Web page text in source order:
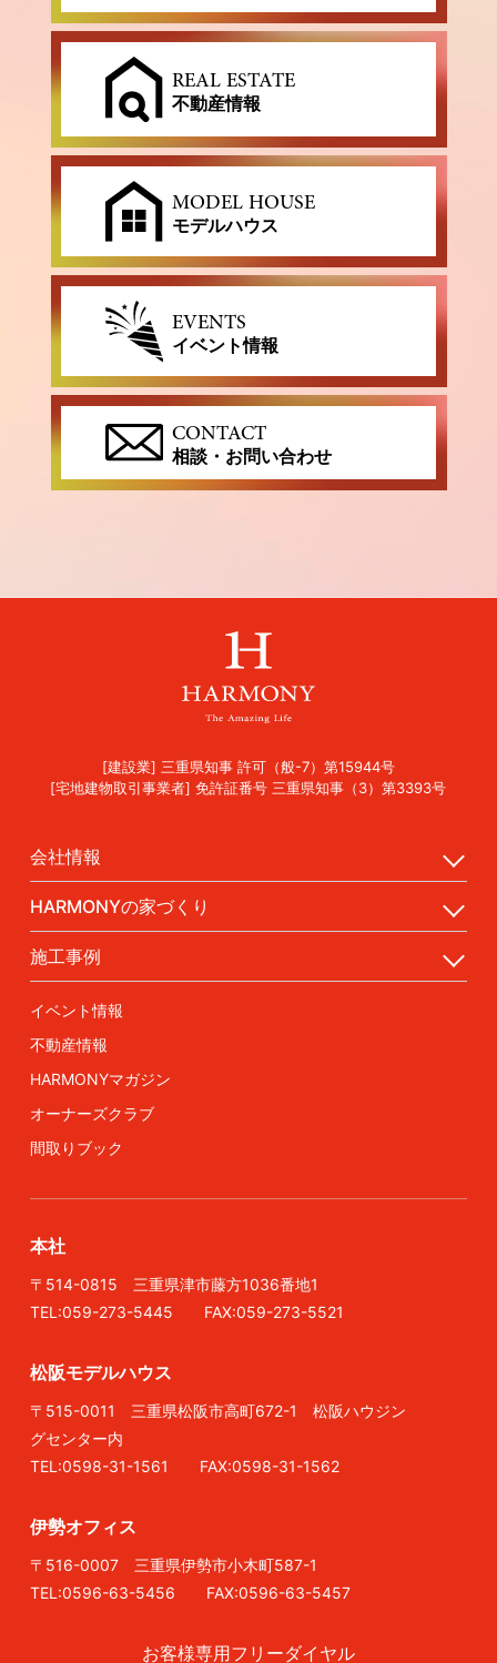
REAL ESTATE
不動産情報
MODEL HOUSE
モデルハウス
EVENTS
イベント情報
CONTACT
相談・お問い合わせ
[建設業] 三重県知事 許可（般-7）第15944号
[宅地建物取引事業者] 免許証番号 三重県知事（3）第3393号
会社情報
HARMONYの家づくり
施工事例
イベント情報
不動産情報
HARMONYマガジン
オーナーズクラブ
間取りブック
本社
〒514-0815 三重県津市藤方1036番地1
TEL:059-273-5445 FAX:059-273-5521
松阪モデルハウス
〒515-0011 三重県松阪市高町672-1 松阪ハウジン
グセンター内
TEL:0598-31-1561 FAX:0598-31-1562
伊勢オフィス
〒516-0007 三重県伊勢市小木町587-1
TEL:0596-63-5456 FAX:0596-63-5457
お客様専用フリーダイヤル